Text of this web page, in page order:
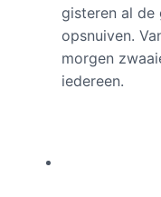
gisteren al de
opsnuiven.
morgen
iedereen.